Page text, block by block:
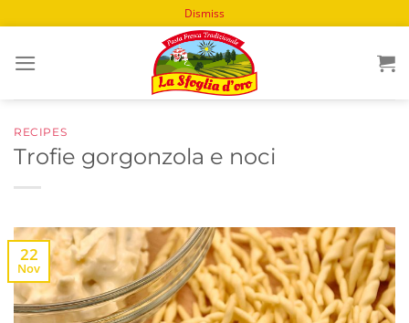
Dismiss
RECIPES
Trofie gorgonzola e noci
22
Nov